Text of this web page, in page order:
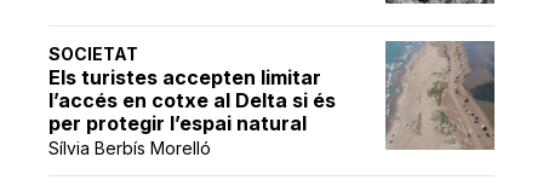
SOCIETAT
Els turistes accepten limitar
l’accés en cotxe al Delta si és
per protegir l’espai natural
Sílvia Berbís Morelló